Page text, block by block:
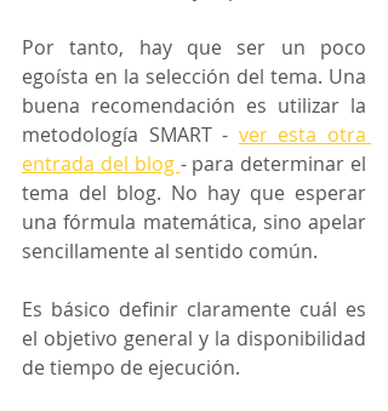
Por tanto, hay que ser un poco
egoísta en la selección del tema. Una
buena recomendación es utilizar la
metodología SMART - ver esta otra
entrada del blog - para determinar el
tema del blog. No hay que esperar
una fórmula matemática, sino apelar
sencillamente al sentido común.
Es básico definir claramente cuál es
el objetivo general y la disponibilidad
de tiempo de ejecución.